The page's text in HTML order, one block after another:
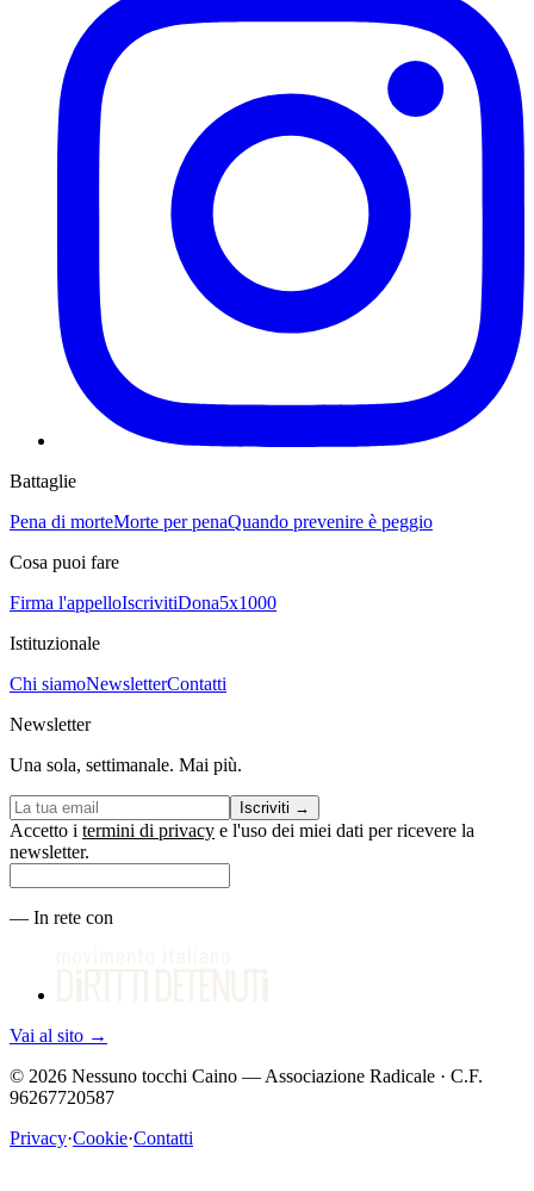
Battaglie
Pena di morteMorte per penaQuando prevenire è peggio
Cosa puoi fare
Firma l'appelloIscrivitiDona5x1000
Istituzionale
Chi siamoNewsletterContatti
Newsletter
Una sola, settimanale. Mai più.
Iscriviti →
Accetto i termini di privacy e l'uso dei miei dati per ricevere la
newsletter.
— In rete con
Vai al sito →
© 2026 Nessuno tocchi Caino — Associazione Radicale · C.F.
96267720587
Privacy·Cookie·Contatti